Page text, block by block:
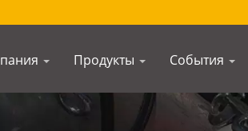
Продукты События